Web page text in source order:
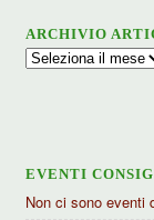
ARCHIVIO
Archivio
EVENTI
Non ci sono eventi